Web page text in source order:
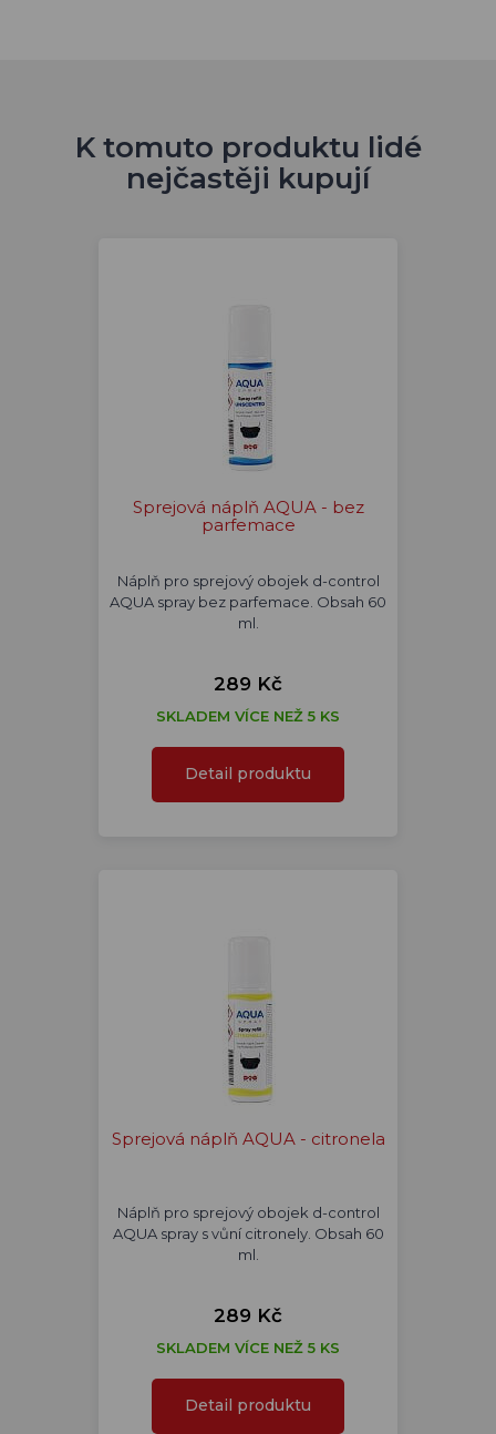
K tomuto produktu lidé
nejčastěji kupují
Sprejová náplň AQUA - bez
parfemace
Náplň pro sprejový obojek d-control
AQUA spray bez parfemace. Obsah 60
ml.
289 Kč
SKLADEM VÍCE NEŽ 5 KS
Detail produktu
Sprejová náplň AQUA - citronela
Náplň pro sprejový obojek d-control
AQUA spray s vůní citronely. Obsah 60
ml.
289 Kč
SKLADEM VÍCE NEŽ 5 KS
Detail produktu